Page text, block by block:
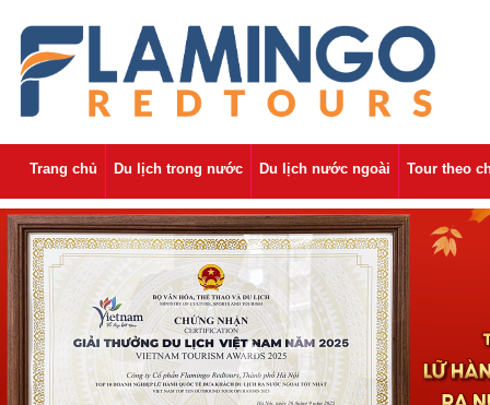
Trang chủ Du lịch trong nước Du lịch nước ngoài Tour theo